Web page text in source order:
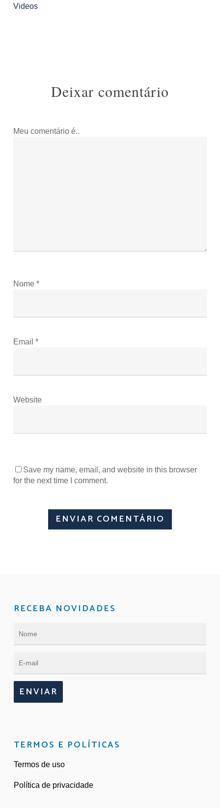
Videos
Deixar comentário
Meu comentário é..
Nome *
Email *
Website
Save my name, email, and website in this browser
for the next time I comment.
RECEBA NOVIDADES
ENVIAR
TERMOS E POLÍTICAS
Termos de uso
Política de privacidade